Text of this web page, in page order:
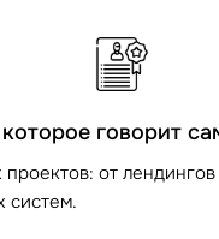
говорит
от
систем.